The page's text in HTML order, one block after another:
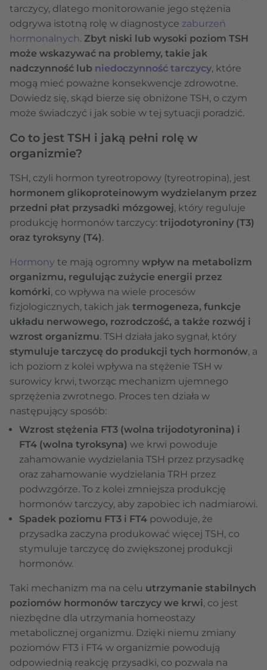
tarczycy, dlatego monitorowanie jego stężenia
odgrywa istotną rolę w diagnostyce zaburzeń
hormonalnych. Zbyt niski lub wysoki poziom TSH
może wskazywać na problemy, takie jak
nadczynność lub niedoczynność tarczycy, które
mogą mieć poważne konsekwencje zdrowotne.
Dowiedz się, skąd bierze się obniżone TSH, o czym
może świadczyć i jak sobie w tej sytuacji poradzić.
Co to jest TSH i jaką pełni rolę w
organizmie?
TSH, czyli hormon tyreotropowy (tyreotropina), jest
hormonem glikoproteinowym wydzielanym przez
przedni płat przysadki mózgowej, który reguluje
produkcję hormonów tarczycy: trijodotyroniny (T3)
oraz tyroksyny (T4).
Hormony te mają ogromny wpływ na metabolizm
organizmu, regulując zużycie energii przez
komórki, co wpływa na wiele procesów
fizjologicznych, takich jak termogeneza, funkcje
układu nerwowego, rozrodczość, a także rozwój i
wzrost organizmu. TSH działa jako sygnał, który
stymuluje tarczycę do produkcji tych hormonów, a
ich poziom z kolei wpływa na stężenie TSH w
surowicy krwi, tworząc mechanizm ujemnego
sprzężenia zwrotnego. Proces ten działa w
następujący sposób:
Wzrost stężenia FT3 (wolna trijodotyronina) i
FT4 (wolna tyroksyna) we krwi powoduje
zahamowanie wydzielania TSH przez przysadkę
oraz zahamowanie wydzielania TRH przez
podwzgórze. To z kolei zmniejsza produkcję
hormonów tarczycy, aby zapobiec ich nadmiarowi.
Spadek poziomu FT3 i FT4 powoduje, że
przysadka zaczyna produkować więcej TSH, co
stymuluje tarczycę do zwiększonej produkcji
hormonów.
Taki mechanizm ma na celu utrzymanie stabilnych
poziomów hormonów tarczycy we krwi, co jest
niezbędne dla utrzymania homeostazy
metabolicznej organizmu. Dzięki niemu zmiany
poziomów FT3 i FT4 w organizmie powodują
odpowiednią reakcję przysadki, co pozwala na